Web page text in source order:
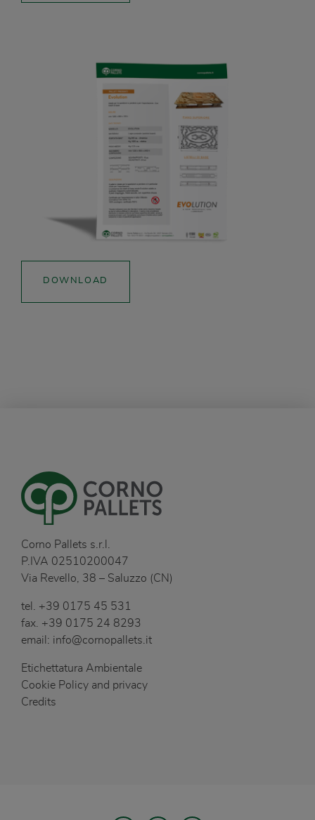
DOWNLOAD
Corno Pallets s.r.l.
P.IVA 02510200047
Via Revello, 38 – Saluzzo (CN)
tel. +39 0175 45 531
fax. +39 0175 24 8293
email: info@cornopallets.it
Etichettatura Ambientale
Cookie Policy and privacy
Credits